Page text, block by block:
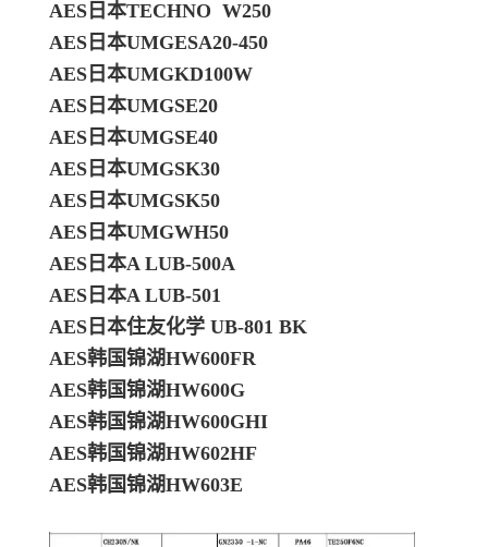
AES日本TECHNO W250
AES日本UMGESA20-450
AES日本UMGKD100W
AES日本UMGSE20
AES日本UMGSE40
AES日本UMGSK30
AES日本UMGSK50
AES日本UMGWH50
AES日本A LUB-500A
AES日本A LUB-501
AES日本住友化学 UB-801 BK
AES韩国锦湖HW600FR
AES韩国锦湖HW600G
AES韩国锦湖HW600GHI
AES韩国锦湖HW602HF
AES韩国锦湖HW603E